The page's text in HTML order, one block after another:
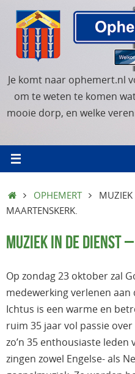
naar
inhoud
Je komt naar ophemert.nl
om te weten te komen
mooie dorp, en welke
HOMEOPHEMERT
MUZIEK
MAARTENSKERK.
MUZIEK IN DE DIENST
Op zondag 23 oktober zal
medewerking verlenen
Ichtus is een warme en
ruim 35 jaar vol passie
zo’n 35 enthousiaste leden
zingen zowel Engelse- als